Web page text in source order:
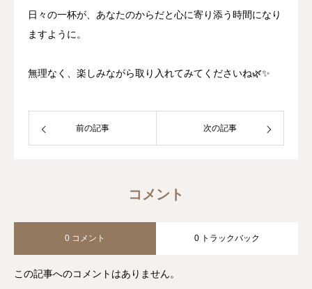
日々の一杯が、あなたのからだと心に寄り添う時間になり
ますように。
無理なく、楽しみながら取り入れてみてくださいね🌿✨
前の記事 次の記事
コメント
0 コメント 0 トラックバック
この記事へのコメントはありません。